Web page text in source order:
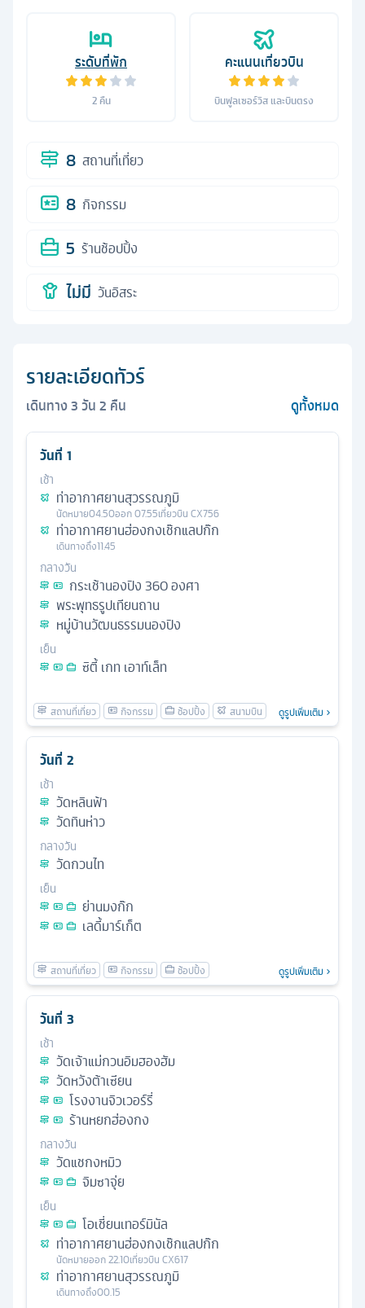
ระดับที่พัก
2คืน
คะแนนเที่ยวบิน
บินฟูลเซอร์วิส และบินตรง
8 สถานที่เที่ยว
8 กิจกรรม
5 ร้านช้อปปิ้ง
ไม่มี วันอิสระ
รายละเอียดทัวร์
เดินทาง3วัน2 คืน ดูทั้งหมด
วันที่ 1
เช้า
ท่าอากาศยานสุวรรณภูมิ
นัดหมาย04.50ออก07.55เที่ยวบิน CX756
ท่าอากาศยานฮ่องกงเช๊กแลปก๊ก
เดินทางถึง11.45
กลางวัน
กระเช้านองปิง 360 องศา
พระพุทธรูปเทียนถาน
หมู่บ้านวัฒนธรรมนองปิง
เย็น
ซิตี้ เกท เอาท์เล็ท
ดูรูปเพิ่มเติม
วันที่ 2
เช้า
วัดหลินฟ้า
วัดทินห่าว
กลางวัน
วัดกวนไท
เย็น
ย่านมงก๊ก
เลดี้มาร์เก็ต
ดูรูปเพิ่มเติม
วันที่ 3
เช้า
วัดเจ้าแม่กวนอิมฮองฮัม
วัดหวังต้าเซียน
โรงงานจิวเวอร์รี่
ร้านหยกฮ่องกง
กลางวัน
วัดแชกงหมิว
จิมซาจุ่ย
เย็น
โอเชี่ยนเทอร์มินัล
ท่าอากาศยานฮ่องกงเช๊กแลปก๊ก
นัดหมายออก22.10เที่ยวบิน CX617
ท่าอากาศยานสุวรรณภูมิ
เดินทางถึง00.15